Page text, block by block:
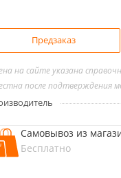
Предзаказ
на сайте указана
после подтверждения
Самовывоз из
Бесплатно